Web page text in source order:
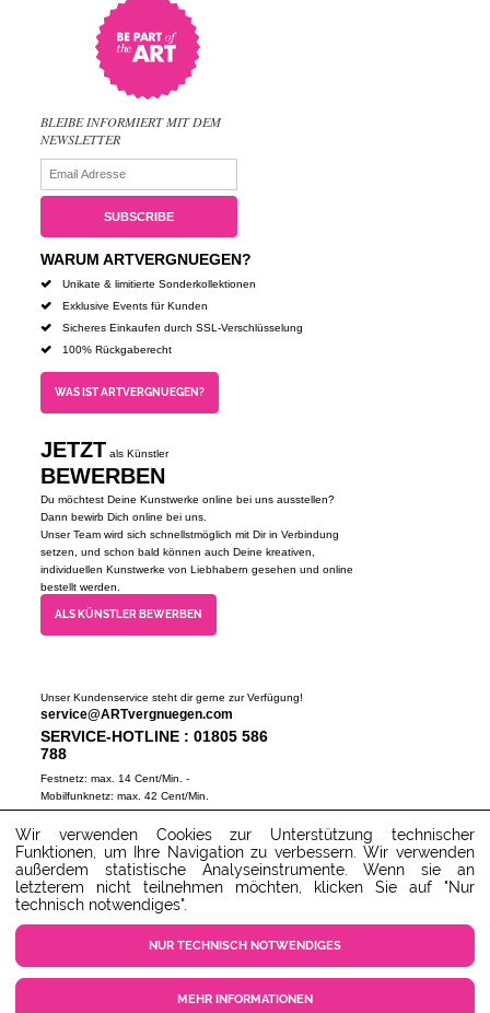
BLEIBE INFORMIERT MIT DEM
NEWSLETTER
WARUM ARTVERGNUEGEN?
Unikate & limitierte Sonderkollektionen
Exklusive Events für Kunden
Sicheres Einkaufen durch SSL-Verschlüsselung
100% Rückgaberecht
WAS IST ARTVERGNUEGEN?
JETZT als Künstler
BEWERBEN
Du möchtest Deine Kunstwerke online bei uns ausstellen?
Dann bewirb Dich online bei uns.
Unser Team wird sich schnellstmöglich mit Dir in Verbindung
setzen, und schon bald können auch Deine kreativen,
individuellen Kunstwerke von Liebhabern gesehen und online
bestellt werden.
ALS KÜNSTLER BEWERBEN
Unser Kundenservice steht dir gerne zur Verfügung!
service@ARTvergnuegen.com
SERVICE-HOTLINE : 01805 586
788
Festnetz: max. 14 Cent/Min. -
Mobilfunknetz: max. 42 Cent/Min.
(Mo-Do 9-18 Uhr, Fr 9-16 Uhr)
ZUM SERVICECENTER
Wir verwenden Cookies zur Unterstützung technischer
Funktionen, um Ihre Navigation zu verbessern. Wir verwenden
außerdem statistische Analyseinstrumente. Wenn sie an
letzterem nicht teilnehmen möchten, klicken Sie auf "Nur
technisch notwendiges".
NUR TECHNISCH NOTWENDIGES
MEHR INFORMATIONEN